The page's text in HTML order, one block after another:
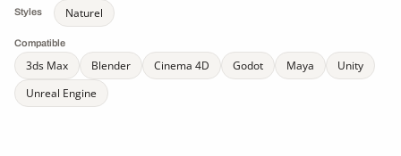
Styles Naturel
Compatible
3ds Max Blender Cinema 4D Godot Maya
Unity
Unreal Engine